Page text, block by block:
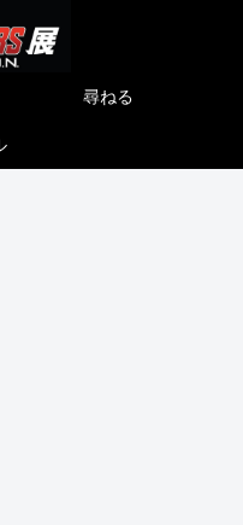
尋ねる